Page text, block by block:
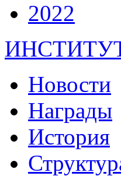
2022
Новости
Награды
История